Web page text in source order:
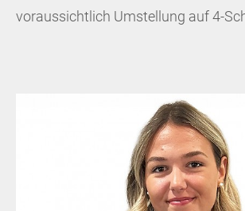
voraussichtlich Umstellung auf 4-